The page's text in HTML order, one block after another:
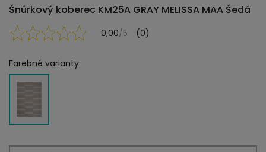
Šnúrkový koberec KM25A GRAY MELISSA MAA Šedá
0,00/5 (0)
Farebné varianty: